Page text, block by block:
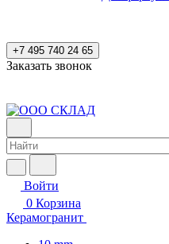
+7 495 740 24 65
Заказать звонок
Войти
0 Корзина
Керамогранит